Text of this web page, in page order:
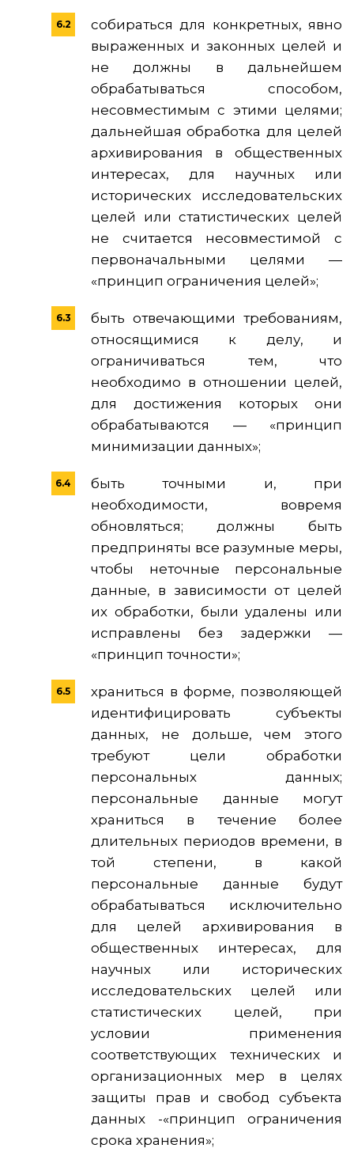
собираться для конкретных, явно
выраженных и законных целей и
не должны в дальнейшем
обрабатываться способом,
несовместимым с этими целями;
дальнейшая обработка для целей
архивирования в общественных
интересах, для научных или
исторических исследовательских
целей или статистических целей
не считается несовместимой с
первоначальными целями —
«принцип ограничения целей»;
быть отвечающими требованиям,
относящимися к делу, и
ограничиваться тем, что
необходимо в отношении целей,
для достижения которых они
обрабатываются — «принцип
минимизации данных»;
быть точными и, при
необходимости, вовремя
обновляться; должны быть
предприняты все разумные меры,
чтобы неточные персональные
данные, в зависимости от целей
их обработки, были удалены или
исправлены без задержки —
«принцип точности»;
храниться в форме, позволяющей
идентифицировать субъекты
данных, не дольше, чем этого
требуют цели обработки
персональных данных;
персональные данные могут
храниться в течение более
длительных периодов времени, в
той степени, в какой
персональные данные будут
обрабатываться исключительно
для целей архивирования в
общественных интересах, для
научных или исторических
исследовательских целей или
статистических целей, при
условии применения
соответствующих технических и
организационных мер в целях
защиты прав и свобод субъекта
данных -«принцип ограничения
срока хранения»;